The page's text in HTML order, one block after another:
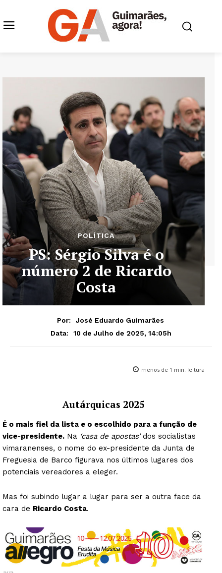
POLÍTICA
PS: Sérgio Silva é o
número 2 de Ricardo
Costa
Por:
José Eduardo Guimarães
Data:
10 de Julho de 2025, 14:05h
menos de 1 min. leitura
Autárquicas 2025
É o mais fiel da lista e o escolhido para a função de
vice-presidente. Na ‘casa de apostas’dos socialistas
vimaranenses, o nome do ex-presidente da Junta de
Freguesia de Barco figurava nos últimos lugares dos
potenciais vereadores a eleger.
Mas foi subindo lugar a lugar para ser a outra face da
cara de Ricardo Costa.